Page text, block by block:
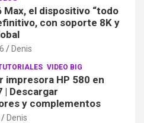
Max, el dispositivo “todo
con soporte 8K y
Denis
VIDEO BIG
impresora HP 580 en
| Descargar
y complementos
Denis